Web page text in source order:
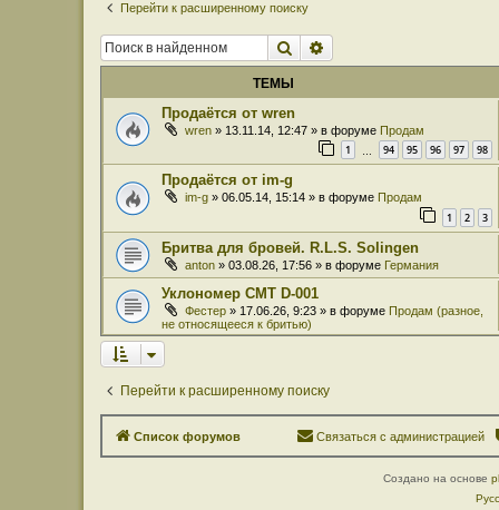
Перейти к расширенному поиску
Поиск
ТЕМЫ
Продаётся от wren
wren » 13.11.14, 12:47 » в форуме Продам
1 94 95 96 97 98
Продаётся от im-g
im-g » 06.05.14, 15:14 » в форуме Продам
1 2 3
Бритва для бровей. R.L.S. Solingen
anton » 03.08.26, 17:56 » в форуме Германия
Уклономер СМТ D-001
Фестер » 17.06.26, 9:23 » в форуме Продам (разное,
не относящееся к бритью)
Перейти к расширенному поиску
Список форумов Связаться с администрацией
Создано на основе